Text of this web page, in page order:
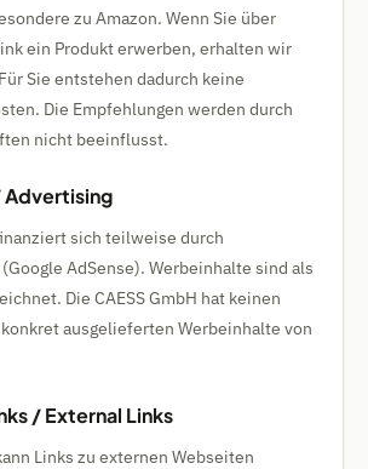
zu Amazon. Wenn Sie über
ein Produkt erwerben, erhalten wir
Sie entstehen dadurch keine
Die Empfehlungen werden durch
nicht beeinflusst.
Advertising
sich teilweise durch
AdSense). Werbeinhalte sind als
Die CAESS GmbH hat keinen
ausgelieferten Werbeinhalte von
/ External Links
Links zu externen Webseiten